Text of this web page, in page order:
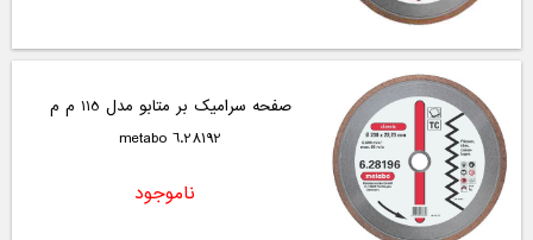
صفحه سرامیک بر متابو مدل 115 م م
6.28192 metabo
ناموجود